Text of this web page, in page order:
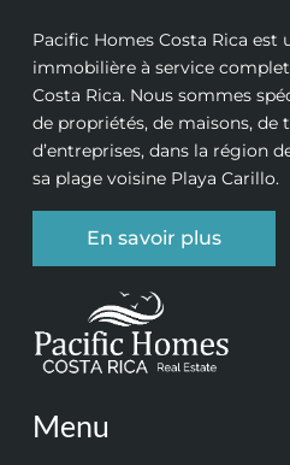
Pacific Homes Costa Rica est
immobilière à service complet
Costa Rica. Nous sommes
de propriétés, de maisons, de
d’entreprises, dans la région
sa plage voisine Playa Carillo.
En savoir plus
Menu